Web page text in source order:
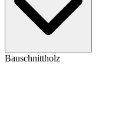
Bauschnittholz